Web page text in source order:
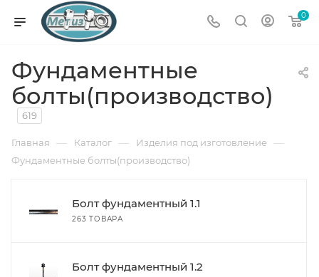
0
Фундаментные
болты(производство)
619
Главная — Каталог — Изделия под изготовление —
Фундаментные болты(производство)
Болт фундаментный 1.1
263 ТОВАРА
Болт фундаментный 1.2